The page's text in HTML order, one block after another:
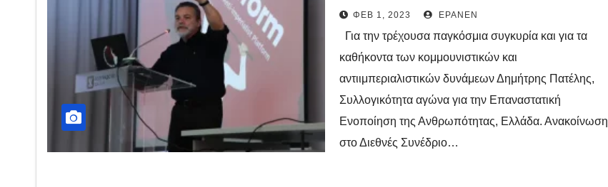
κομμουνιστικών και
αντιιμπεριαλιστικών δυνάμεων
ΦΕΒ 1, 2023 EPANEN
Για την τρέχουσα παγκόσμια συγκυρία και για τα
καθήκοντα των κομμουνιστικών και
αντιιμπεριαλιστικών δυνάμεων Δημήτρης Πατέλης,
Συλλογικότητα αγώνα για την Επαναστατική
Ενοποίηση της Ανθρωπότητας, Ελλάδα. Ανακοίνωση
στο Διεθνές Συνέδριο…